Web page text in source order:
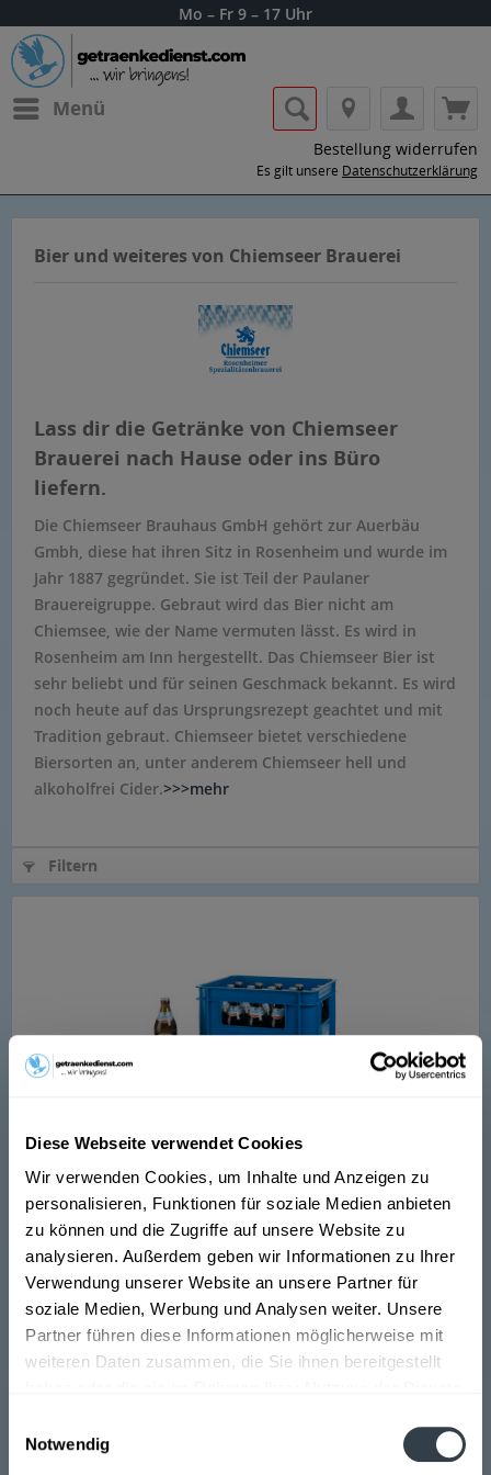
Diese Webseite verwendet Cookies
Wir verwenden Cookies, um Inhalte und Anzeigen zu
personalisieren, Funktionen für soziale Medien anbieten
zu können und die Zugriffe auf unsere Website zu
analysieren. Außerdem geben wir Informationen zu Ihrer
Verwendung unserer Website an unsere Partner für
soziale Medien, Werbung und Analysen weiter. Unsere
Partner führen diese Informationen möglicherweise mit
weiteren Daten zusammen, die Sie ihnen bereitgestellt
Notwendig
Mo – Fr 9 – 17 Uhr
Menü
Bestellung widerrufen
Es gilt unsere Datenschutzerklärung
Bier und weiteres von Chiemseer Brauerei
Lass dir die Getränke von Chiemseer
Brauerei nach Hause oder ins Büro
liefern.
Die Chiemseer Brauhaus GmbH gehört zur Auerbäu
Gmbh, diese hat ihren Sitz in Rosenheim und wurde im
Jahr 1887 gegründet. Sie ist Teil der Paulaner
Brauereigruppe. Gebraut wird das Bier nicht am
Chiemsee, wie der Name vermuten lässt. Es wird in
Rosenheim am Inn hergestellt. Das Chiemseer Bier ist
sehr beliebt und für seinen Geschmack bekannt. Es wird
noch heute auf das Ursprungsrezept geachtet und mit
Tradition gebraut. Chiemseer bietet verschiedene
Biersorten an, unter anderem Chiemseer hell und
alkoholfrei Cider.>>>mehr
Filtern
"Das Chiemseer Hell aus Rosenheim am Inn im schönen
Chiemgau. Das Ursprungsrezept und die traditionelle
Produktion sind Merkmale, die von einem echten süffigen
„Chiemseer Hell“ und „Chiemseer Braustoff“ erwartet
werden können. Die...
Inhalt10 Liter(2,15 € * / 1 Liter)
MEHRWEG
21,49 € * +3,10 € Pfand